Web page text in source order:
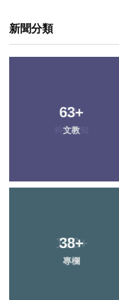
新聞分類
63+
文教
38+
專欄
9+
科技新知
128+
社會